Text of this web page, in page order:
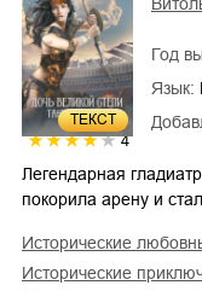
ТЕКСТ
4
Год
Язык:
Легендарная
покорила арену и
исторические
исторические